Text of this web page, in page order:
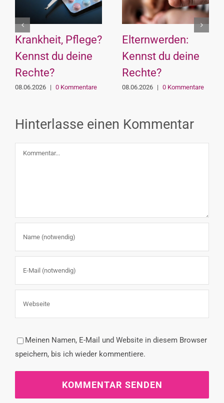
Krankheit, Pflege?
Kennst du deine
Rechte?
08.06.2026 | 0 Kommentare
Elternwerden:
Kennst du deine
Rechte?
08.06.2026 | 0 Kommentare
Hinterlasse einen Kommentar
Kommentar
Meinen Namen, E-Mail und Website in diesem Browser
speichern, bis ich wieder kommentiere.